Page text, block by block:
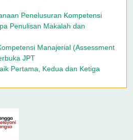
Penelusuran Kompetensi
Penulisan Makalah dan
Manajerial (Assessment
JPT
Pertama, Kedua dan Ketiga